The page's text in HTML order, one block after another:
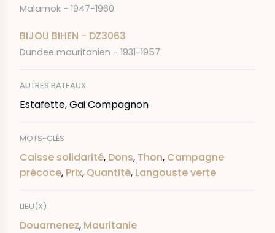
Malamok - 1947-1960
BIJOU BIHEN - DZ3063
Dundee mauritanien - 1931-1957
AUTRES BATEAUX
Estafette, Gai Compagnon
MOTS-CLÉS
Caisse solidarité, Dons, Thon, Campagne
précoce, Prix, Quantité, Langouste verte
LIEU(X)
Douarnenez, Mauritanie